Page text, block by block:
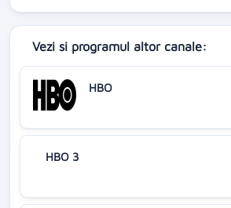
Vezi si programul altor canale:
HBO
HBO 3